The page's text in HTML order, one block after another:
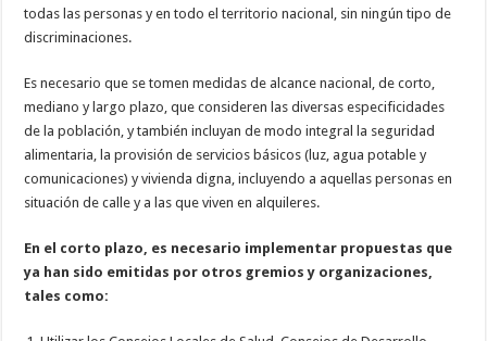
todas las personas y en todo el territorio nacional, sin ningún tipo de
discriminaciones.
Es necesario que se tomen medidas de alcance nacional, de corto,
mediano y largo plazo, que consideren las diversas especificidades
de la población, y también incluyan de modo integral la seguridad
alimentaria, la provisión de servicios básicos (luz, agua potable y
comunicaciones) y vivienda digna, incluyendo a aquellas personas en
situación de calle y a las que viven en alquileres.
En el corto plazo, es necesario implementar propuestas que
ya han sido emitidas por otros gremios y organizaciones,
tales como: